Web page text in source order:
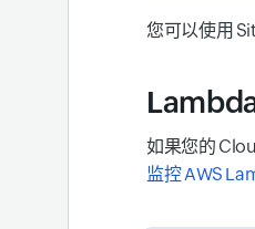
您可以使用
如果您的
监控 AWS